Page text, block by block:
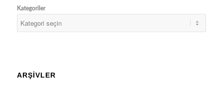
Kategoriler
ARŞIVLER